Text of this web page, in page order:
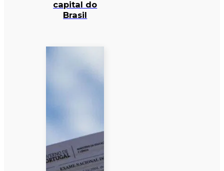
capital do
Brasil